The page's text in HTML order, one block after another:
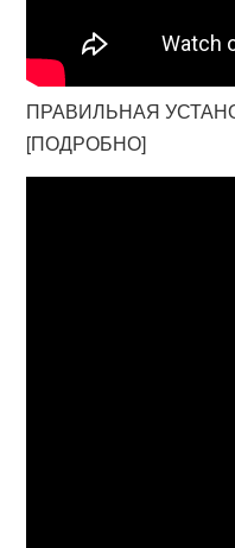
ПРАВИЛЬНАЯ
[ПОДРОБНО]